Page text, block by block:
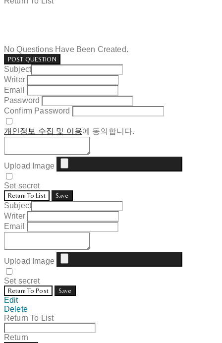
No Questions Have Been Created.
POST QUESTION
Subject
Writer
Email
Password
Confirm Password
개인정보 수집 및 이용에 동의합니다.
Upload Image
Set secret
Return To List Save
Subject
Writer
Email
Upload Image
Set secret
Return To Post Save
Edit
Delete
Return To List
Return